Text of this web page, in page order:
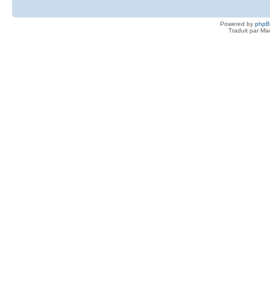
Powered by
Traduit par